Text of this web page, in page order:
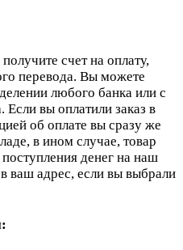
счет на оплату,
перевода. Вы можете
любого банка или с
вы оплатили заказ в
об оплате вы сразу же
в ином случае, товар
денег на наш
ваш адрес, если вы выбрали